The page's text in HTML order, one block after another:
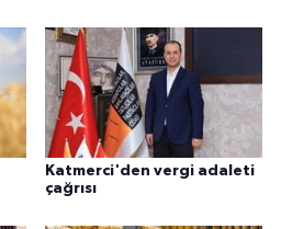
Katmerci'den vergi adaleti
çağrısı